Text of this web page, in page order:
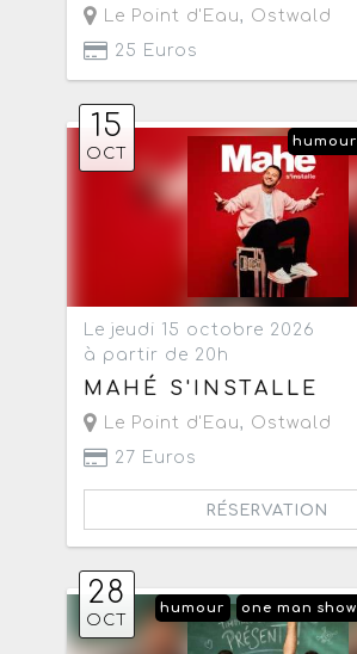
Le Point d'Eau, Ostwald
25 Euros
15
OCT
humour
Le jeudi 15 octobre 2026
à partir de 20h
MAHÉ S'INSTALLE
Le Point d'Eau, Ostwald
27 Euros
RÉSERVATION
28
OCT
one man show
humour